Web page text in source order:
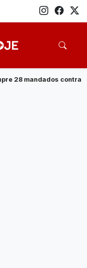
investigado por